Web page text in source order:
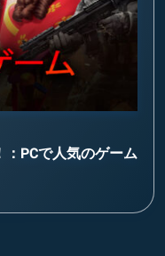
PCで人気のゲーム